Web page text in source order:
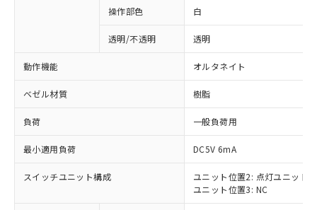
操作部色 白
透明/不透明 透明
動作機能 オルタネイト
ベゼル材質 樹脂
負荷 一般負荷用
最小適用負荷 DC5V 6mA
スイッチユニット構成
ユニット位置2: 点灯ユニット
ユニット位置3: NC